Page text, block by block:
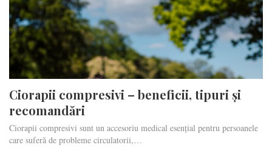
Ciorapii compresivi – beneficii, tipuri și
recomandări
Ciorapii compresivi sunt un accesoriu medical esențial pentru persoanele
care suferă de probleme circulatorii,…